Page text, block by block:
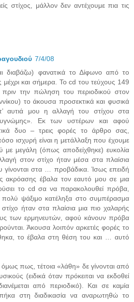
στίχος, μάλλον δεν αντέχουμε πια τις
7/4/08
διαβάζω) φανατικά το Δίφωνο από το
και σήμερα. Το cd του τεύχους 149
πριν την πώληση του περιοδικού στον
το άκουσα προσεκτικά και φυσικά
αυτιά μου η αλλαγή του στίχου στα
Εκ των υστέρων και αφού
δυο – τρεις φορές το άρθρο σας,
ισχυρή είναι η μετάλλαξη που έχουμε
με μεγάλη (όπως αποδείχθηκε) ευκολία
στον στίχο ήταν μέσα στα πλαίσια
στα … προβάδικα. Ίσως επειδή
ακρόασης έβαλα τον εαυτό μου σε μια
το cd σα να παρακολουθεί πρόβα,
πολύ ψάξιμο κατέληξα στο συμπέρασμα
ήταν στα πλαίσια μια πιο χαλαρής
των ερμηνευτών, αφού κάνουν πρόβα
Άκουσα λοιπόν αρκετές φορές το
το έβαλα στη θέση του και … αυτό
πως, τέτοια «λάθη» δε γίνονται από
(ειδικά όταν πρόκειται να εκδοθεί
από περιοδικό). Και σε καμία
στη διαδικασία να αναρωτηθώ το